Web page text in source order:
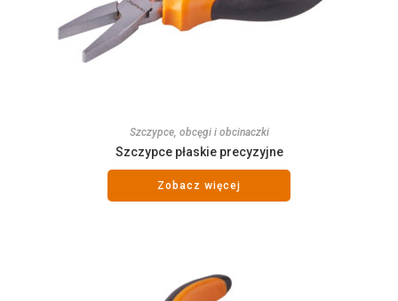
Szczypce, obcęgi i obcinaczki
Szczypce płaskie precyzyjne
Zobacz więcej